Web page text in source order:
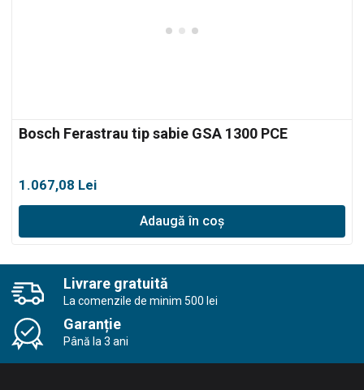
Bosch Ferastrau tip sabie GSA 1300 PCE
1.067,08 Lei
Adaugă în coș
Livrare gratuită
La comenzile de minim 500 lei
Garanție
Până la 3 ani